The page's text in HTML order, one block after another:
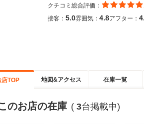
クチコミ総合評価：
接客： 5.0雰囲気： 4.8アフター：
店TOP 地図&アクセス 在庫一覧
のお店の在庫 ( 3台掲載中)